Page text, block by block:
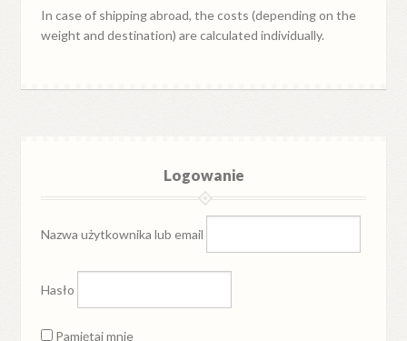
In case of shipping abroad, the costs (depending on the
weight and destination) are calculated individually.
Logowanie
Nazwa użytkownika lub email
Hasło
Pamiętaj mnie